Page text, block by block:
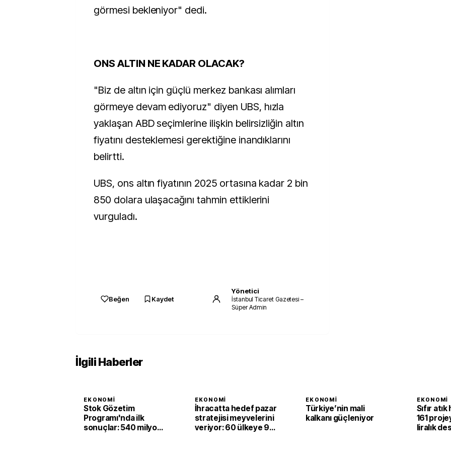
görmesi bekleniyor" dedi.
ONS ALTIN NE KADAR OLACAK?
"Biz de altın için güçlü merkez bankası alımları
görmeye devam ediyoruz" diyen UBS, hızla
yaklaşan ABD seçimlerine ilişkin belirsizliğin altın
fiyatını desteklemesi gerektiğine inandıklarını
belirtti.
UBS, ons altın fiyatının 2025 ortasına kadar 2 bin
850 dolara ulaşacağını tahmin ettiklerini
vurguladı.
Beğen Kaydet
Yönetici
İstanbul Ticaret Gazetesi –
Süper Admin
İlgili Haberler
EKONOMI
Stok Gözetim
Programı'nda ilk
sonuçlar: 540 milyon
EKONOMI
İhracatta hedef pazar
stratejisi meyvelerini
veriyor: 60 ülkeye 94
EKONOMI
Türkiye’nin mali
kalkanı güçleniyor
EKONOMI
Sıfır
161
liralık